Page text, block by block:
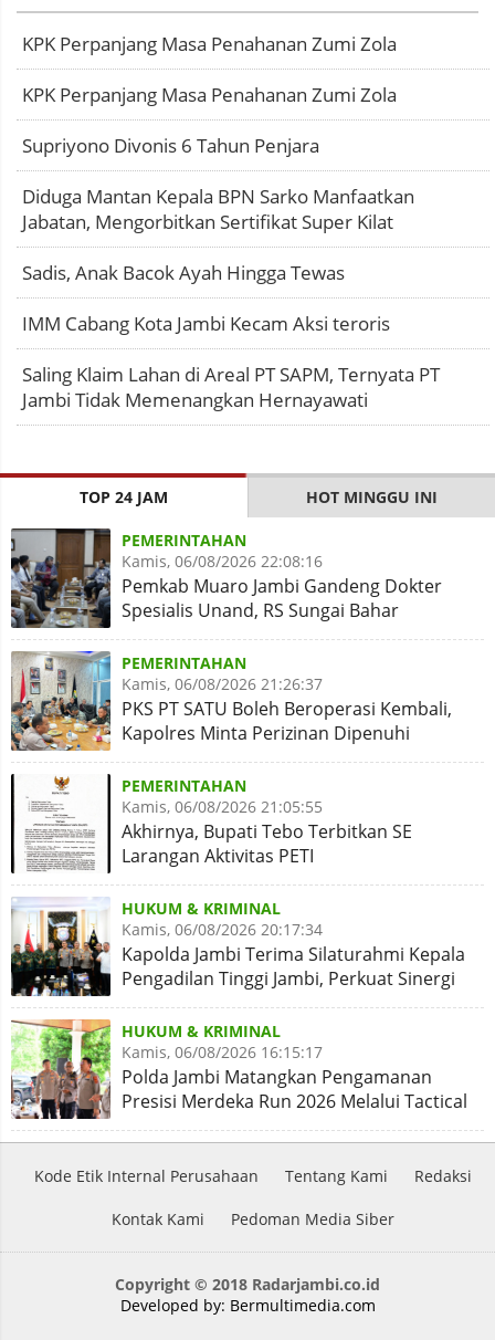
KPK Perpanjang Masa Penahanan Zumi Zola
KPK Perpanjang Masa Penahanan Zumi Zola
Supriyono Divonis 6 Tahun Penjara
Diduga Mantan Kepala BPN Sarko Manfaatkan
Jabatan, Mengorbitkan Sertifikat Super Kilat
Sadis, Anak Bacok Ayah Hingga Tewas
IMM Cabang Kota Jambi Kecam Aksi teroris
Saling Klaim Lahan di Areal PT SAPM, Ternyata PT
Jambi Tidak Memenangkan Hernayawati
TOP 24 JAM HOT MINGGU INI
PEMERINTAHAN
Kamis, 06/08/2026 22:08:16
Pemkab Muaro Jambi Gandeng Dokter
Spesialis Unand, RS Sungai Bahar
Disiapkan Naik Kelas
PEMERINTAHAN
Kamis, 06/08/2026 21:26:37
PKS PT SATU Boleh Beroperasi Kembali,
Kapolres Minta Perizinan Dipenuhi
PEMERINTAHAN
Kamis, 06/08/2026 21:05:55
Akhirnya, Bupati Tebo Terbitkan SE
Larangan Aktivitas PETI
HUKUM & KRIMINAL
Kamis, 06/08/2026 20:17:34
Kapolda Jambi Terima Silaturahmi Kepala
Pengadilan Tinggi Jambi, Perkuat Sinergi
Antar Lembaga
HUKUM & KRIMINAL
Kamis, 06/08/2026 16:15:17
Polda Jambi Matangkan Pengamanan
Presisi Merdeka Run 2026 Melalui Tactical
Floor Game
Kode Etik Internal Perusahaan Tentang Kami Redaksi
Kontak Kami Pedoman Media Siber
Copyright © 2018 Radarjambi.co.id
Developed by: Bermultimedia.com